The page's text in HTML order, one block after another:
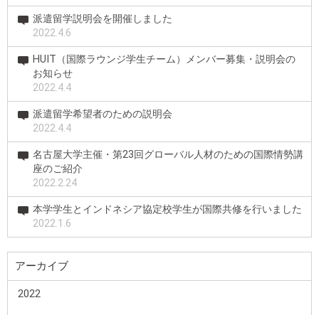
派遣留学説明会を開催しました
2022.4.6
HUIT（国際ラウンジ学生チーム）メンバー募集・説明会の
お知らせ
2022.4.4
派遣留学希望者のための説明会
2022.4.4
名古屋大学主催・第23回グローバル人材のための国際情勢講
座のご紹介
2022.2.24
本学学生とインドネシア協定校学生が国際共修を行いました
2022.1.6
アーカイブ
2022